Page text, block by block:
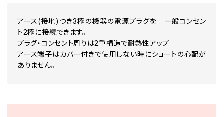
アース(接地)つき3極の機器の電源プラグを 一般コンセン
ト2極に接続できます。
プラグ・コンセント周りは2重構造で耐熱性アップ
アース端子はカバー付きで使用しない時にショートの心配が
ありません。